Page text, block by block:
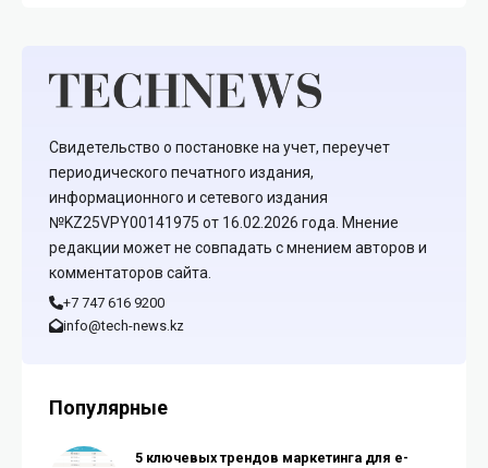
Свидетельство о постановке на учет, переучет
периодического печатного издания,
информационного и сетевого издания
№KZ25VPY00141975 от 16.02.2026 года. Мнение
редакции может не совпадать с мнением авторов и
комментаторов сайта.
+7 747 616 9200
info@tech-news.kz
Популярные
5 ключевых трендов маркетинга для e-